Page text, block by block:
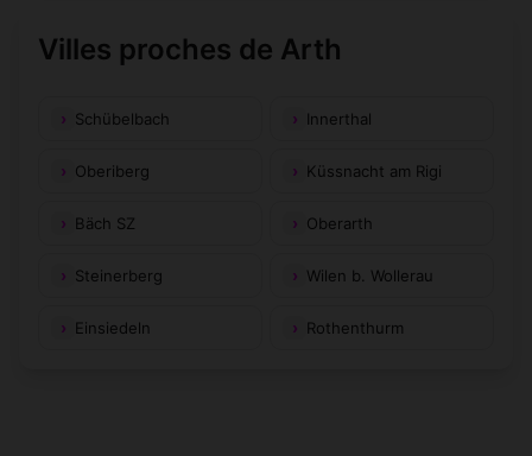
Villes proches de Arth
Schübelbach Innerthal
Oberiberg Küssnacht am Rigi
Bäch SZ Oberarth
Steinerberg Wilen b. Wollerau
Einsiedeln Rothenthurm